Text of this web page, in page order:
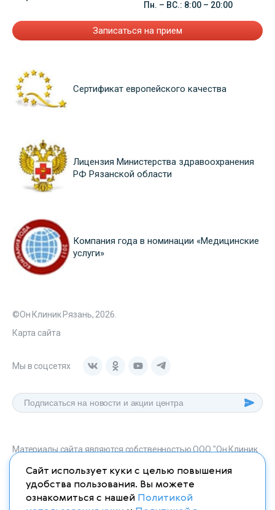
Пн. – ВС.: 8:00 – 20:00
Записаться на прием
Сертификат европейского качества
Лицензия Министерства здравоохранения
РФ Рязанской области
Компания года в номинации «Медицинские
услуги»
©Он Клиник Рязань, 2026.
Карта сайта
Мы в соцсетях
Материалы сайта являются собственностью ООО "Он Клиник
onclinic-ryazan.ru запрещено в соответствии со статьей 1259
ГК. РФ.
Сайт использует куки с целью повышения
удобства пользования. Вы можете
ознакомиться с нашей Политикой